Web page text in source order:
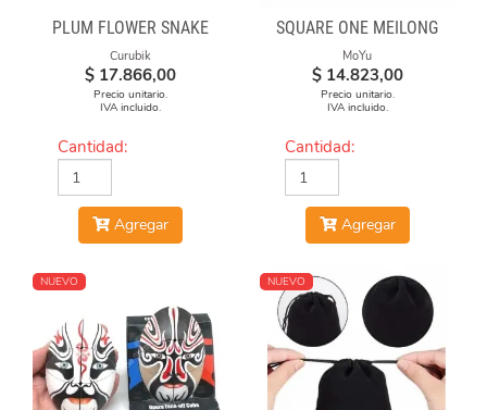
PLUM FLOWER SNAKE
Curubik
$ 17.866,00
Precio unitario.
IVA incluido.
Cantidad:
Agregar
SQUARE ONE MEILONG
MoYu
$ 14.823,00
Precio unitario.
IVA incluido.
Cantidad:
Agregar
NUEVO NUEVO